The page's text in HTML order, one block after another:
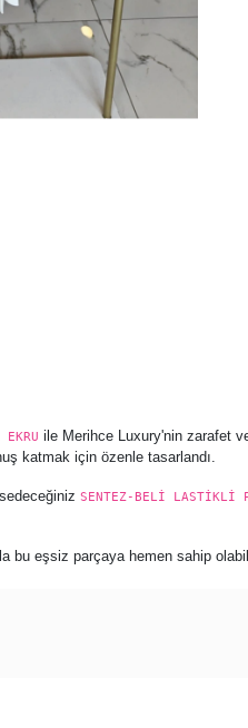
ile Merihce Luxury'nin zarafet
katmak için özenle tasarlandı.
SENTEZ-BELİ LASTİKLİ
bu eşsiz parçaya hemen sahip